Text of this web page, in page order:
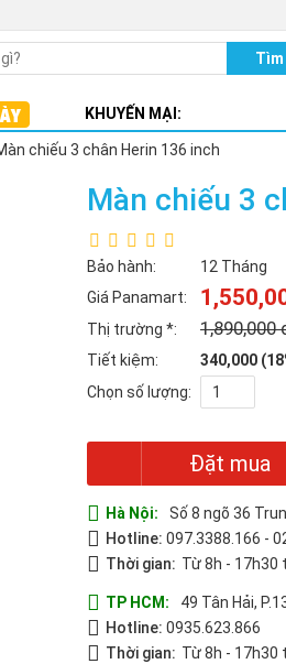
KHUYẾN MẠI:
dây
không dây
chiếu 3 chân Herin 136 inch
Màn chiếu 3
Bảo hành:
12 Tháng
Giá Panamart:
Thị trường *: 1,890,000
Tiết kiệm:
340,000
Chọn số lượng:
Đặt mua
Hà Nội:
Số 8 ngõ 36
Hotline: 097.3388.166 -
Thời gian: Từ 8h - 17h30
TP HCM:
49 Tân Hải,
Hotline: 0935.623.866
Thời gian: Từ 8h - 17h30